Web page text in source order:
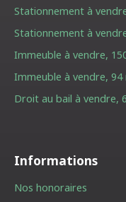
Stationnement à
Stationnement à
Immeuble à vendre,
Immeuble à vendre, 94
Droit au bail à vendre,
Informations
Nos honoraires